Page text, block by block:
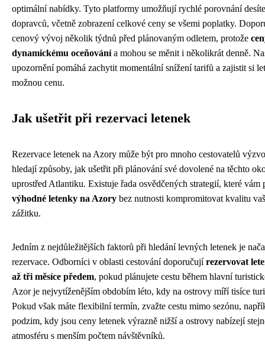
optimální nabídky. Tyto platformy umožňují rychlé porovnání
dopravců, včetně zobrazení celkové ceny se všemi poplatky.
cenový vývoj několik týdnů před plánovaným odletem, protože
dynamickému oceňovánía mohou se měnit i několikrát denně.
upozornění pomáhá zachytit momentální snížení tarifů a zajistit si
možnou cenu.
Jak ušetřit při rezervaci letenek
Rezervace letenek na Azory může být pro mnoho cestovatelů
hledají způsoby, jak ušetřit při plánování své dovolené na těchto
uprostřed Atlantiku. Existuje řada osvědčených strategií, které vám
výhodné letenky na Azory bez nutnosti kompromitovat kvalitu
zážitku.
Jedním z nejdůležitějších faktorů při hledání levných letenek je
rezervace. Odborníci v oblasti cestování doporučujírezervovat
až tři měsíce předem, pokud plánujete cestu během hlavní
Azor je nejvytíženějším obdobím léto, kdy na ostrovy míří tisíce
Pokud však máte flexibilní termín, zvažte cestu mimo sezónu,
podzim, kdy jsou ceny letenek výrazně nižší a ostrovy nabízejí
atmosféru s menším počtem návštěvníků.